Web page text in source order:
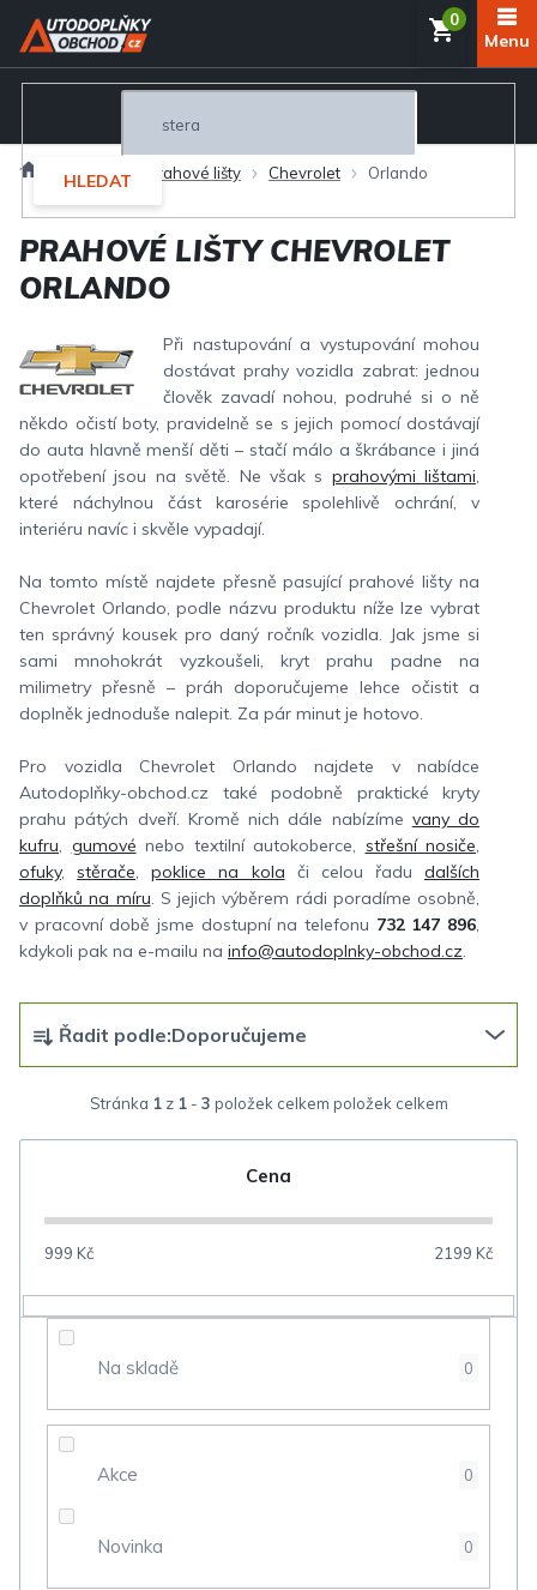
Přejít
obsah
HLEDAT
Interiér Prahové lišty Chevrolet Orlando
PRAHOVÉ LIŠTY CHEVROLET
ORLANDO
Při nastupování a vystupování mohou
dostávat prahy vozidla zabrat: jednou
člověk zavadí nohou, podruhé si o ně
někdo očistí boty, pravidelně se s jejich pomocí dostávají
do auta hlavně menší děti – stačí málo a škrábance i jiná
opotřebení jsou na světě. Ne však s prahovými lištami,
které náchylnou část karosérie spolehlivě ochrání, v
interiéru navíc i skvěle vypadají.
Na tomto místě najdete přesně pasující prahové lišty na
Chevrolet Orlando, podle názvu produktu níže lze vybrat
ten správný kousek pro daný ročník vozidla. Jak jsme si
sami mnohokrát vyzkoušeli, kryt prahu padne na
milimetry přesně – práh doporučujeme lehce očistit a
doplněk jednoduše nalepit. Za pár minut je hotovo.
Pro vozidla Chevrolet Orlando najdete v nabídce
Autodoplňky-obchod.cz také podobně praktické kryty
prahu pátých dveří. Kromě nich dále nabízíme vany do
kufru, gumové nebo textilní autokoberce, střešní nosiče,
ofuky,stěrače,poklice na kola či celou řadu dalších
doplňků na míru. S jejich výběrem rádi poradíme osobně,
v pracovní době jsme dostupní na telefonu 732 147 896,
kdykoli pak na e-mailu na info@autodoplnky-obchod.cz.
Stránka 1z 1- 3 položek celkem
a
e
o
Řadit podle:Doporučujeme
Cena
999 Kč 2199 Kč
Na skladě 0
Akce 0
Novinka 0